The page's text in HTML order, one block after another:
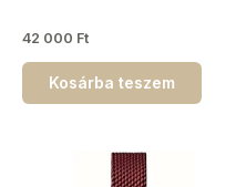
42 000 Ft
Kosárba teszem